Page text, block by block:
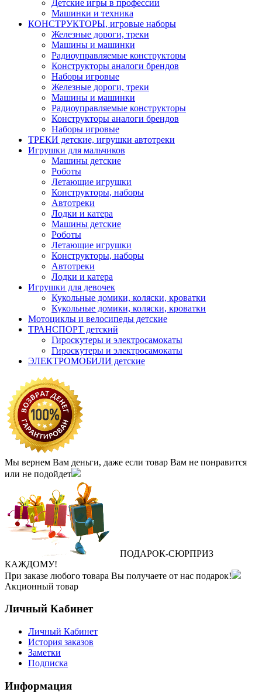
Детские игры в профессии
Машинки и техника
КОНСТРУКТОРЫ, игровые наборы
Железные дороги, треки
Машины и машинки
Радиоуправляемые конструкторы
Конструкторы аналоги брендов
Наборы игровые
Железные дороги, треки
Машины и машинки
Радиоуправляемые конструкторы
Конструкторы аналоги брендов
Наборы игровые
ТРЕКИ детские, игрушки автотреки
Игрушки для мальчиков
Машины детские
Роботы
Летающие игрушки
Конструкторы, наборы
Автотреки
Лодки и катера
Машины детские
Роботы
Летающие игрушки
Конструкторы, наборы
Автотреки
Лодки и катера
Игрушки для девочек
Кукольные домики, коляски, кроватки
Кукольные домики, коляски, кроватки
Мотоциклы и велосипеды детские
ТРАНСПОРТ детский
Гироскутеры и электросамокаты
Гироскутеры и электросамокаты
ЭЛЕКТРОМОБИЛИ детские
Мы вернем Вам деньги, даже если товар Вам не понравится
или не подойдет
ПОДАРОК‐СЮРПРИЗ
КАЖДОМУ!
При заказе любого товара Вы получаете от нас подарок!
Акционный товар
Личный Кабинет
Личный Кабинет
История заказов
Заметки
Подписка
Информация